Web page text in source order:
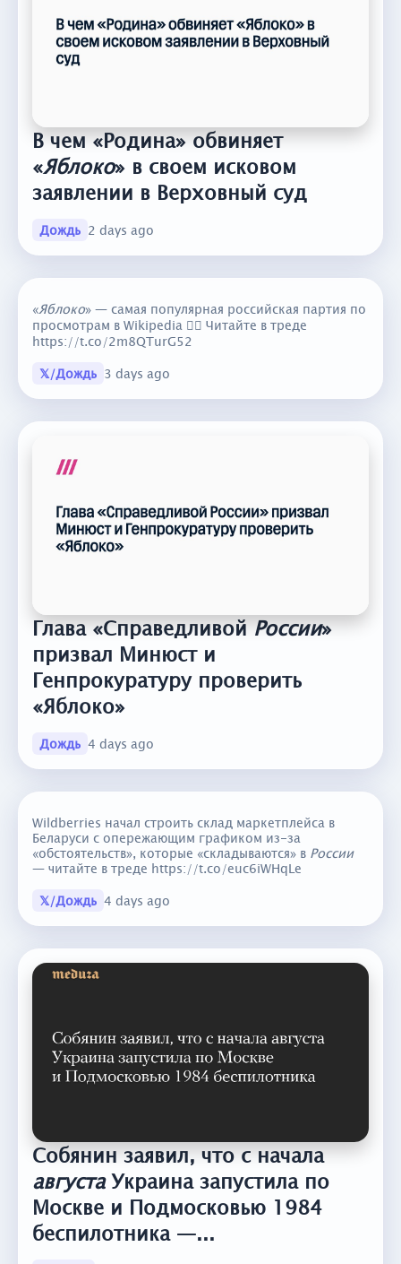
В чем «Родина» обвиняет
«Яблоко» в своем исковом
заявлении в Верховный суд
Дождь 2 days ago
«Яблоко» — самая популярная российская партия по
просмотрам в Wikipedia 👇🏼 Читайте в треде
https://t.co/2m8QTurG52
𝕏/Дождь 3 days ago
Глава «СправедливойРоссии»
призвал Минюст и
Генпрокуратуру проверить
«Яблоко»
Дождь 4 days ago
Wildberries начал строить склад маркетплейса в
Беларуси с опережающим графиком из-за
«обстоятельств», которые «складываются» в России
— читайте в треде https://t.co/euc6iWHqLe
𝕏/Дождь 4 days ago
Собянин заявил, что с начала
августаУкраина запустила по
Москве и Подмосковью 1984
беспилотника —...